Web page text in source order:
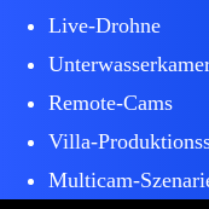
Live-Drohne
Remote-Cams
Villa-
Multicam-